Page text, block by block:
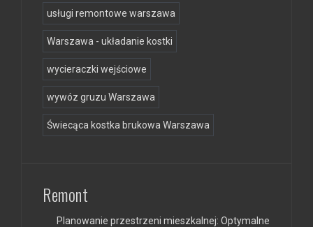
usługi remontowe warszawa
Warszawa - układanie kostki
wycieraczki wejściowe
wywóz gruzu Warszawa
Świecąca kostka brukowa Warszawa
Remont
Planowanie przestrzeni mieszkalnej: Optymalne